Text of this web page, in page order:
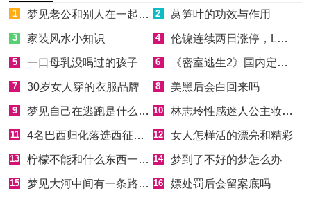
1 梦见老公和别人在一起吃饭什么意思 2 莴笋叶的功效与作用
3 家装风水小知识 4 伦镍连续两日涨停，LME无奈对“妖镍”出大招
5 一口母乳没喝过的孩子 6 《密室逃生2》国内定档4月2日
7 30岁女人穿的衣服品牌 8 美黑后会白回来吗
9 梦见自己在逃跑是什么意思 10 林志玲性感迷人公主妆惊艳全场
11 4名巴西归化落选西征大名单 12 女人怎样活的漂亮和精彩
13 柠檬不能和什么东西一起吃 14 梦到了不好的梦怎么办
15 梦见大河中间有一条路什么意思 16 嫖处罚后会留案底吗